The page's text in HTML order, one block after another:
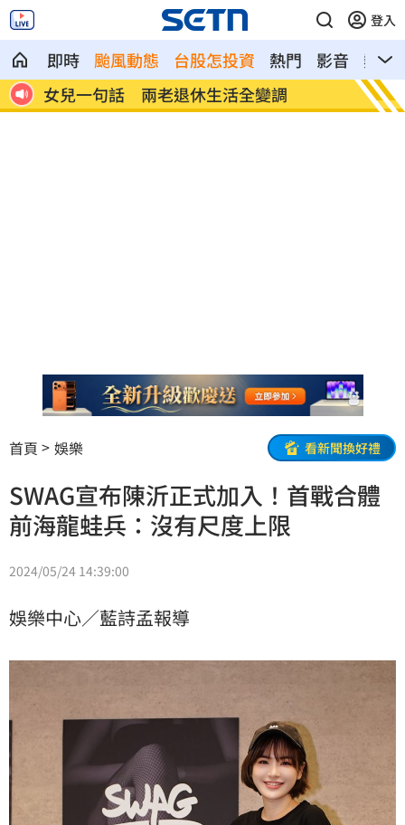
登入
即時 颱風動態 台股怎投資 熱門 影音
熱搜
女兒一句話 兩老退休生活全變調
記憶
襲
首頁 娛樂 看新聞換好禮
SWAG宣布陳沂正式加入！首戰合體
前海龍蛙兵：沒有尺度上限
2024/05/24 14:39:00
娛樂中心／藍詩孟報導